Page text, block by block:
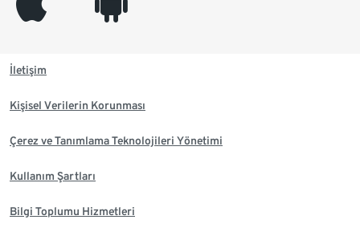
İletişim
Kişisel Verilerin Korunması
Çerez ve Tanımlama Teknolojileri Yönetimi
Kullanım Şartları
Bilgi Toplumu Hizmetleri